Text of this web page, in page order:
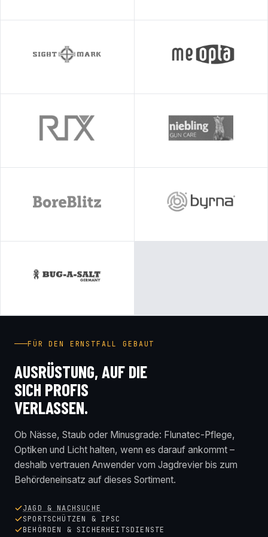
FÜR DEN ERNSTFALL GEBAUT
AUSRÜSTUNG, AUF DIE
SICH PROFIS
VERLASSEN.
Ob Nässe, Staub oder Minusgrade: Flunatec-Pflege,
Optiken und Licht halten, wenn es darauf ankommt –
deshalb vertrauen Anwender vom Jagdrevier bis zum
Behördeneinsatz auf dieses Sortiment.
JAGD & NACHSUCHE
SPORTSCHÜTZEN & IPSC
BEHÖRDEN & SICHERHEITSDIENSTE